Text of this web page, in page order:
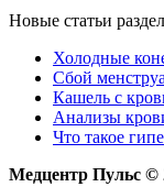
Новые статьи
Холодные
Сбой
Кашель с
Анализы
Что такое
Медцентр Пульс ©